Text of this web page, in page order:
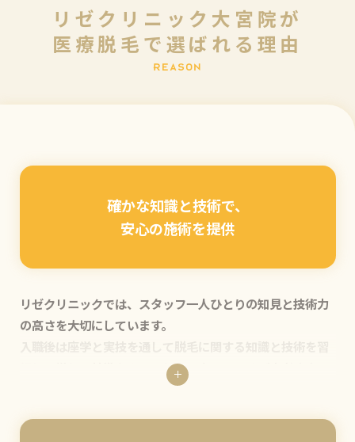
リゼクリニック大宮院が
医療脱毛で選ばれる理由
R E A S O N
確かな知識と技術で、
安心の施術を提供
リゼクリニックでは、スタッフ一人ひとりの知見と技術力
の高さを大切にしています。
得し、厳しい基準をクリアしたスタッフのみが患者さまの
照射を担当します。さらに、その後も定期的にスタッフ同
向上に努めています。リゼクリニック全体で学び続ける姿